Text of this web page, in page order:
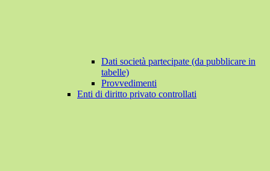
Dati società partecipate (da pubblicare in
tabelle)
Provvedimenti
Enti di diritto privato controllati